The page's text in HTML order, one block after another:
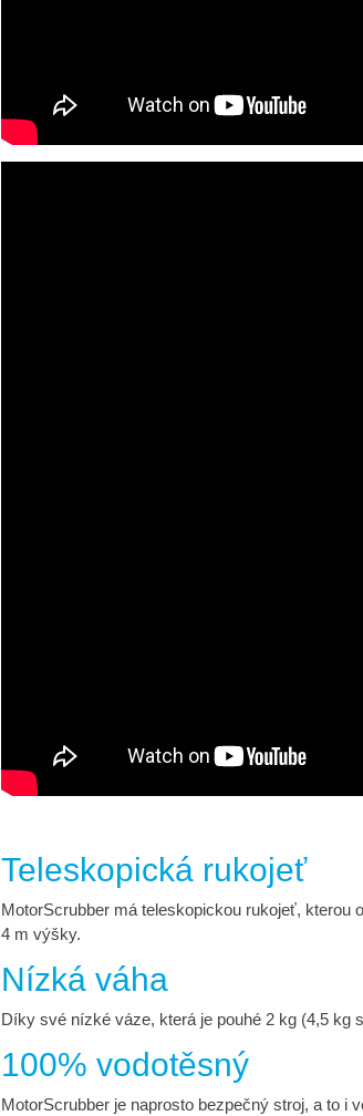
Teleskopická rukojeť
MotorScrubber má teleskopickou rukojeť, kterou
4 m výšky.
Nízká váha
Díky své nízké váze, která je pouhé 2 kg (4,5 kg
100% vodotěsný
MotorScrubber je naprosto bezpečný stroj, a to i